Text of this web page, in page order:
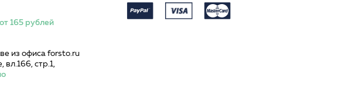
от 165 рублей
из офиса forsto.ru
вл.166, стр.1,